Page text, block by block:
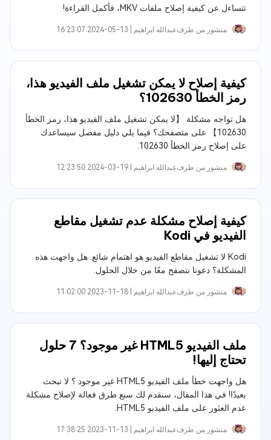
تتساءل عن كيفية إصلاح ملفات MKV، فأكمل القراءة!
منشور من طرفعبدالله ابراهيم‎ | 2024-05-13 16:23:07
كيفية إصلاح لا يمكن تشغيل ملف الفيديو هذا،
رمز الخطأ 102630؟
هل تواجه مشكلة 【لا يمكن تشغيل ملف الفيديو هذا، رمز الخطأ
102630】 على متصفحك؟ فيما يلي دليل مفصل سيساعدك
على إصلاح رمز الخطأ 102630.
منشور من طرفعبدالله ابراهيم‎ | 2024-03-19 12:23:50
كيفية إصلاح مشكلة عدم تشغيل مقاطع
الفيديو في Kodi
Kodi لا تشغيل مقاطع الفيديو هو اهتمام شائع. هل واجهت هذه
المشكلة؟ دعونا نتصفح معًا من خلال الحلول.
منشور من طرفعبدالله ابراهيم‎ | 2023-11-18 11:02:00
ملف الفيديو HTML5 غير موجود؟ 7 حلول
تحتاج إليها!
هل واجهت خطأ ملف الفيديو HTML5 غير موجود ؟ لا تبحث
بعيدًا! في هذا المقال، سنقدم لك سبع طرق فعالة لإصلاح مشكلة
عدم العثور على ملف الفيديو HTML5.
منشور من طرفعبدالله ابراهيم‎ | 2023-11-13 17:38:25